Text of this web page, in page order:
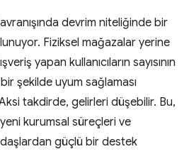
devrim niteliğinde bir
Fiziksel mağazalar yerine
yapan kullanıcıların sayısının
şekilde uyum sağlaması
takdirde, gelirleri düşebilir. Bu,
kurumsal süreçleri ve
güçlü bir destek